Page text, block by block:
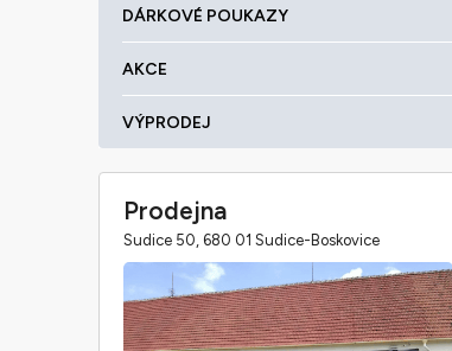
DÁRKOVÉ POUKAZY
AKCE
VÝPRODEJ
Prodejna
Sudice 50, 680 01 Sudice-Boskovice